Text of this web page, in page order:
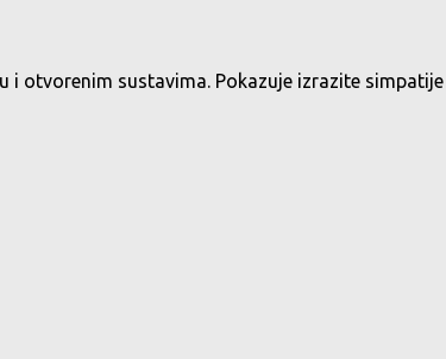
otvorenim sustavima. Pokazuje izrazite